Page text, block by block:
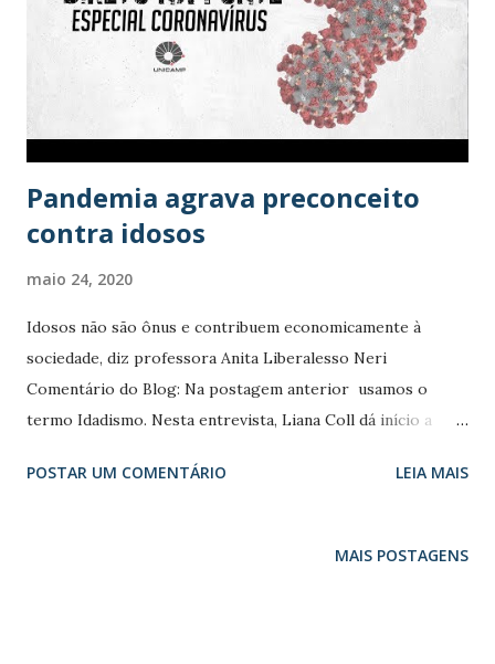
fadigas; E em seus galhos abrigam-se as cantigas E os
amores das aves tagarelas. Não choremos, amigo, a
mocidade! Envelheçamos rindo! envelheçamos Como as
árvores fortes envelhecem: Na glória da alegria e da
bondade, Agasalhando os pássaros nos ramos, Dando
sombra e ...
Pandemia agrava preconceito
contra idosos
maio 24, 2020
Idosos não são ônus e contribuem economicamente à
sociedade, diz professora Anita Liberalesso Neri
Comentário do Blog: Na postagem anterior usamos o
termo Idadismo. Nesta entrevista, Liana Coll dá início a
idadismo vem do inglês "ageism" e não é mais do que a
POSTAR UM COMENTÁRIO LEIA MAIS
MAIS POSTAGENS